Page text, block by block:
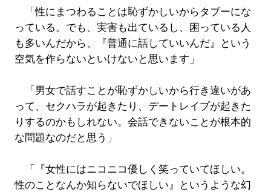
「性にまつわることは恥ずかしいからタブーにな
っている。でも、実害も出ているし、困っている人
も多いんだから、『普通に話していいんだ』という
空気を作らないといけないと思います」
「男女で話すことが恥ずかしいから行き違いがあ
って、セクハラが起きたり、デートレイプが起きた
りするのかもしれない。会話できないことが根本的
な問題なのだと思う」
「『女性にはニコニコ優しく笑っていてほしい。
性のことなんか知らないでほしい』というような幻